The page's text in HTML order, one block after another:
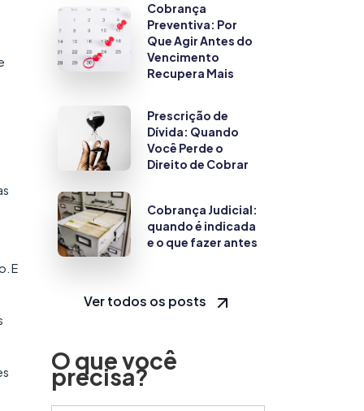
E
Cobrança
Preventiva: Por
Que Agir Antes do
Vencimento
Recupera Mais
Prescrição de
Dívida: Quando
Você Perde o
Direito de Cobrar
Cobrança Judicial:
quando é indicada
e o que fazer antes
Ver todos os posts
O que você
precisa?